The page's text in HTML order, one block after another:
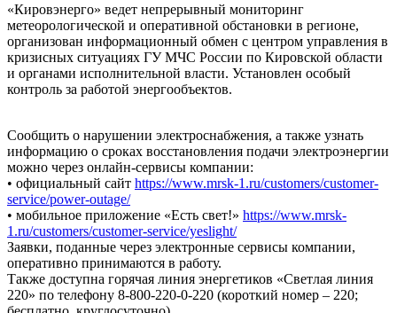
«Кировэнерго» ведет непрерывный мониторинг
метеорологической и оперативной обстановки в регионе,
организован информационный обмен с центром управления в
кризисных ситуациях ГУ МЧС России по Кировской области
и органами исполнительной власти. Установлен особый
контроль за работой энергообъектов.
Сообщить о нарушении электроснабжения, а также узнать
информацию о сроках восстановления подачи электроэнергии
можно через онлайн-сервисы компании:
• официальный сайт https://www.mrsk-1.ru/customers/customer-
service/power-outage/
• мобильное приложение «Есть свет!» https://www.mrsk-
1.ru/customers/customer-service/yeslight/
Заявки, поданные через электронные сервисы компании,
оперативно принимаются в работу.
Также доступна горячая линия энергетиков «Светлая линия
220» по телефону 8-800-220-0-220 (короткий номер – 220;